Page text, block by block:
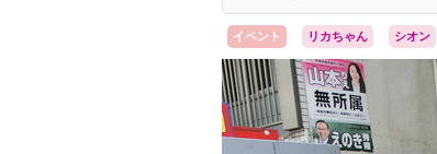
イベント リカちゃん シオン